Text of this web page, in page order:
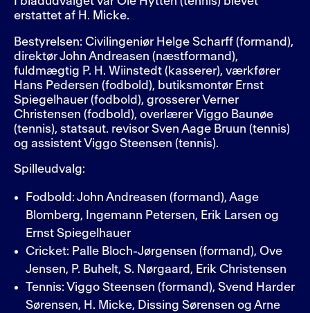
erstattet af H. Micke.
Bestyrelsen: Civilingeniør Helge Scharff (formand),
direktør John Andreasen (næstformand),
fuldmægtig P. H. Wiinstedt (kasserer), værkfører
Hans Pedersen (fodbold), butiksmontør Ernst
Spiegelhauer (fodbold), grosserer Verner
Christensen (fodbold), overlærer Viggo Baunøe
(tennis), statsaut. revisor Sven Aage Bruun (tennis)
og assistent Viggo Steensen (tennis).
Spilleudvalg:
Fodbold: John Andreasen (formand), Aage
Blomberg, Ingemann Petersen, Erik Larsen og
Ernst Spiegelhauer
Cricket: Palle Bloch-Jørgensen (formand), Ove
Jensen, P. Buhelt, S. Nørgaard, Erik Christensen
Tennis: Viggo Steensen (formand), Svend Harder
Sørensen, H. Micke, Dissing Sørensen og Arne